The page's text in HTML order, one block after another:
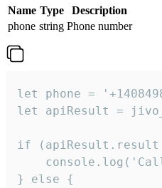
Name Type
Description
phone string Phone number
let phone =
let apiResult =
if
} else {